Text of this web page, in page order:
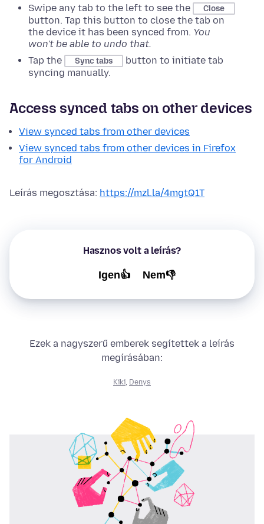
Swipe any tab to the left to see the
Close
button. Tap this button to close the tab on
the device it has been synced from. You
won't be able to undo that.
Tap the
Sync tabs
button to initiate tab
syncing manually.
Access synced tabs on other devices
View synced tabs from other devices
View synced tabs from other devices in Firefox
for Android
Leírás megosztása: https://mzl.la/4mgtQ1T
Hasznos volt a leírás?
Igen👍 Nem👎
Ezek a nagyszerű emberek segítettek a leírás
megírásában:
Kiki Denys